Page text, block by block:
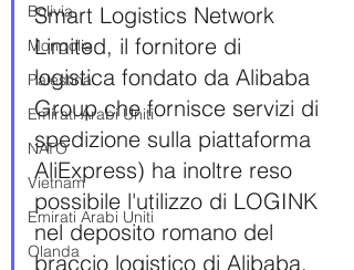
Bolivia
Mongolia
Palestina
Emirati Arabi Uniti
NATO
Vietnam
Emirati Arabi Uniti
Olanda
Smart Logistics Network
Limited, il fornitore di
logistica fondato da Alibaba
Group che fornisce servizi di
spedizione sulla piattaforma
AliExpress) ha inoltre reso
possibile l'utilizzo di LOGINK
nel deposito romano del
braccio logistico di Alibaba.